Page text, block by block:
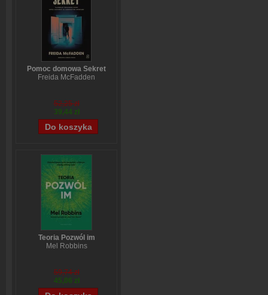
Pomoc domowa Sekret
Freida McFadden
52,25 zł
39,44 zł
Teoria Pozwól im
Mel Robbins
59,74 zł
45,06 zł